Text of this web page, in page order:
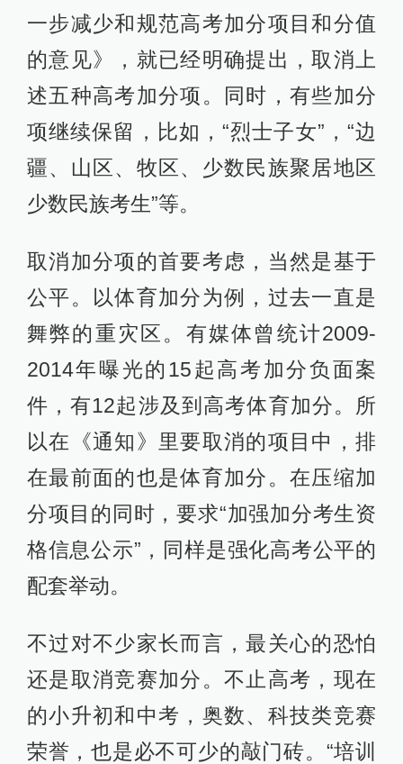
一步减少和规范高考加分项目和分值
的意见》，就已经明确提出，取消上
述五种高考加分项。同时，有些加分
项继续保留，比如，“烈士子女”，“边
疆、山区、牧区、少数民族聚居地区
少数民族考生”等。
取消加分项的首要考虑，当然是基于
公平。以体育加分为例，过去一直是
舞弊的重灾区。有媒体曾统计2009-
2014年曝光的15起高考加分负面案
件，有12起涉及到高考体育加分。所
以在《通知》里要取消的项目中，排
在最前面的也是体育加分。在压缩加
分项目的同时，要求“加强加分考生资
格信息公示”，同样是强化高考公平的
配套举动。
不过对不少家长而言，最关心的恐怕
还是取消竞赛加分。不止高考，现在
的小升初和中考，奥数、科技类竞赛
荣誉，也是必不可少的敲门砖。“培训